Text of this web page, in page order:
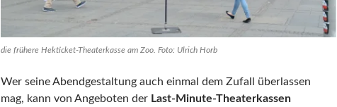
die frühere Hekticket-Theaterkasse am Zoo. Foto: Ulrich Horb
Wer seine Abendgestaltung auch einmal dem Zufall überlassen
mag, kann von Angeboten der Last-Minute-Theaterkassen